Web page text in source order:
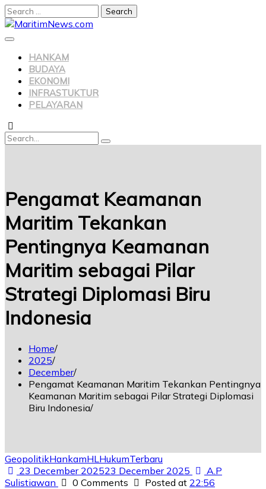
Search
for:
Skip
to
HANKAM
BUDAYA
EKONOMI
INFRASTUKTUR
PELAYARAN
Search
Search
Pengamat Keamanan
Maritim Tekankan
Pentingnya Keamanan
Maritim sebagai Pilar
Strategi Diplomasi Biru
Indonesia
Home
2025
December
Pengamat Keamanan Maritim Tekankan Pentingnya
Keamanan Maritim sebagai Pilar Strategi Diplomasi
Biru Indonesia
GeopolitikHankamHL HukumTerbaru
23 December 202523 December 2025
A.P
Sulistiawan
0 Comments Posted at 22:56